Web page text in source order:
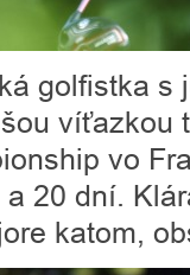
golfistka s
víťazkou
vo
20 dní.
katom,